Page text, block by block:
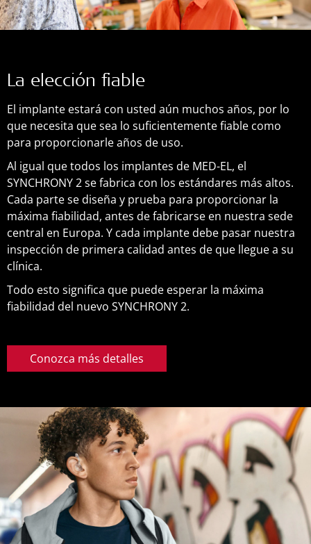
La elección fiable
El implante estará con usted aún muchos años, por lo
que necesita que sea lo suficientemente fiable como
para proporcionarle años de uso.
Al igual que todos los implantes de MED-EL, el
SYNCHRONY 2 se fabrica con los estándares más altos.
Cada parte se diseña y prueba para proporcionar la
máxima fiabilidad, antes de fabricarse en nuestra sede
central en Europa. Y cada implante debe pasar nuestra
inspección de primera calidad antes de que llegue a su
clínica.
Todo esto significa que puede esperar la máxima
fiabilidad del nuevo SYNCHRONY 2.
Conozca más detalles